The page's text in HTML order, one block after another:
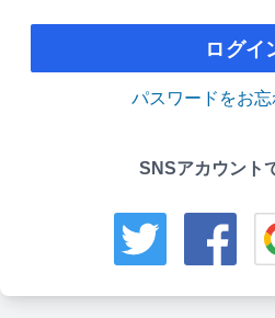
ログイ
パスワードをお忘
SNSアカウント